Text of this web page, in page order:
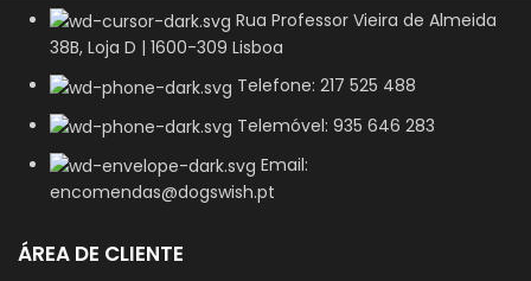
Rua Professor Vieira de Almeida
38B, Loja D | 1600-309 Lisboa
Telefone: 217 525 488
Telemóvel: 935 646 283
Email:
encomendas@dogswish.pt
ÁREA DE CLIENTE